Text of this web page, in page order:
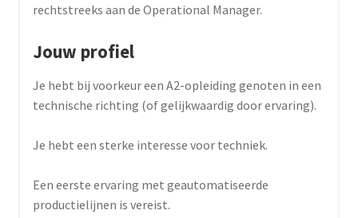
rechtstreeks aan de Operational Manager.
Jouw profiel
Je hebt bij voorkeur een A2-opleiding genoten in een
technische richting (of gelijkwaardig door ervaring).
Je hebt een sterke interesse voor techniek.
Een eerste ervaring met geautomatiseerde
productielijnen is vereist.